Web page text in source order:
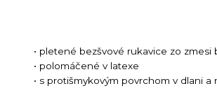
• pletené bezšvové rukavice zo zmesi
• polomáčené v latexe
• s protišmykovým povrchom v dlani a